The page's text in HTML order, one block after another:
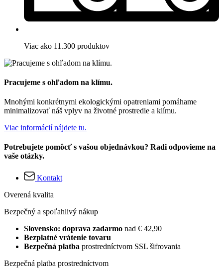
Viac ako 11.300 produktov
Pracujeme s ohľadom na klímu.
Mnohými konkrétnymi ekologickými opatreniami pomáhame
minimalizovať náš vplyv na životné prostredie a klímu.
Viac informácií nájdete tu.
Potrebujete pomôcť s vašou objednávkou? Radi odpovieme na
vaše otázky.
Kontakt
Overená kvalita
Bezpečný a spoľahlivý nákup
Slovensko: doprava zadarmo nad € 42,90
Bezplatné vrátenie tovaru
Bezpečná platba prostredníctvom SSL šifrovania
Bezpečná platba prostredníctvom